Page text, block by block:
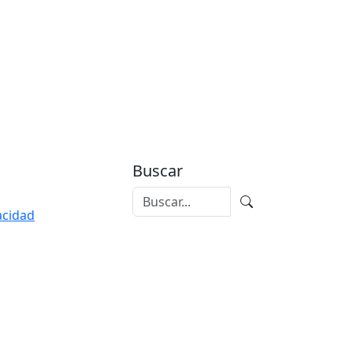
Buscar